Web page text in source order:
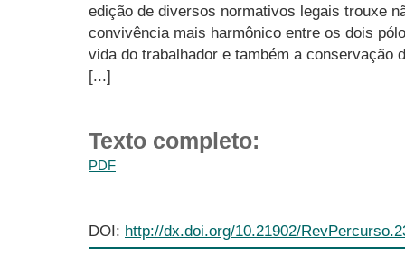
edição de diversos normativos legais trouxe
convivência mais harmônico entre os dois
vida do trabalhador e também a conservação
[...]
Texto completo:
PDF
DOI: http://dx.doi.org/10.21902/